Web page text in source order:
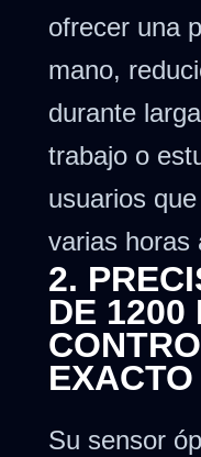
ofrecer una
mano,
durante
trabajo o
usuarios
varias horas
2.
DE 1200
EXACTO
Su sensor